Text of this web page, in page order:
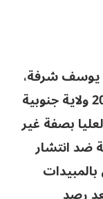
يوسف شرفة،
تعليمات صارمة لمدراء الفلاحة عبر 20 ولاية جنوبية
بصفة غير
ضد انتشار